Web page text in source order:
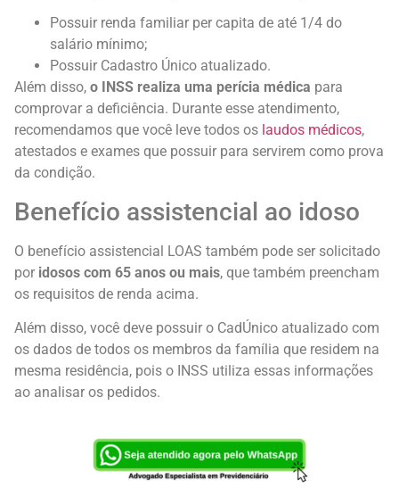
Possuir renda familiar per capita de até 1/4 do
salário mínimo;
Possuir Cadastro Único atualizado.
Além disso, o INSS realiza uma perícia médica para
comprovar a deficiência. Durante esse atendimento,
recomendamos que você leve todos os laudos médicos,
atestados e exames que possuir para servirem como prova
da condição.
Benefício assistencial ao idoso
O benefício assistencial LOAS também pode ser solicitado
por idosos com 65 anos ou mais, que também preencham
os requisitos de renda acima.
Além disso, você deve possuir o CadÚnico atualizado com
os dados de todos os membros da família que residem na
mesma residência, pois o INSS utiliza essas informações
ao analisar os pedidos.